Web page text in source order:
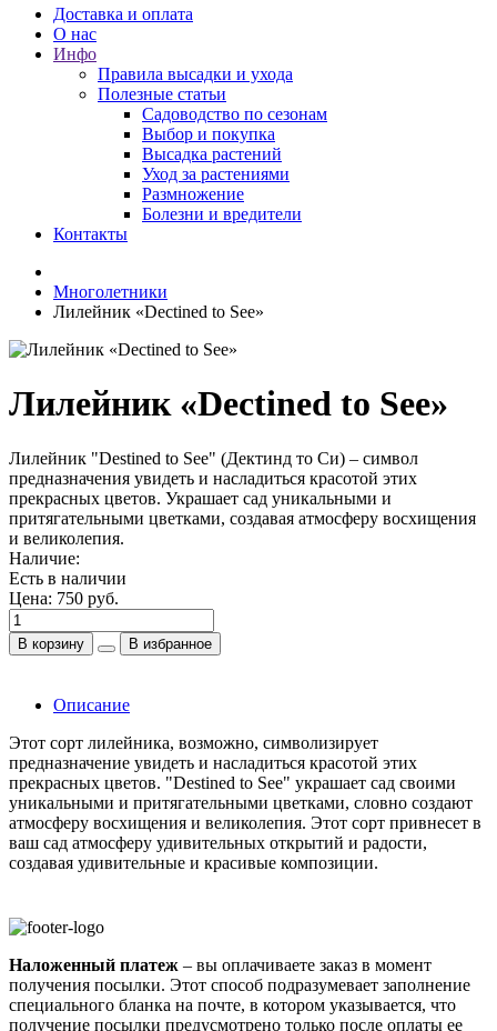
Доставка и оплата
О нас
Инфо
Правила высадки и ухода
Полезные статьи
Садоводство по сезонам
Выбор и покупка
Высадка растений
Уход за растениями
Размножение
Болезни и вредители
Контакты
Многолетники
Лилейник «Dectined to See»
Лилейник «Dectined to See»
Лилейник "Destined to See" (Дектинд то Си) – символ
предназначения увидеть и насладиться красотой этих
прекрасных цветов. Украшает сад уникальными и
притягательными цветками, создавая атмосферу восхищения
и великолепия.
Наличие:
Есть в наличии
Цена: 750 руб.
В корзину В избранное
Описание
Этот сорт лилейника, возможно, символизирует
предназначение увидеть и насладиться красотой этих
прекрасных цветов. "Destined to See" украшает сад своими
уникальными и притягательными цветками, словно создают
атмосферу восхищения и великолепия. Этот сорт привнесет в
ваш сад атмосферу удивительных открытий и радости,
создавая удивительные и красивые композиции.
Наложенный платеж – вы оплачиваете заказ в момент
получения посылки. Этот способ подразумевает заполнение
специального бланка на почте, в котором указывается, что
получение посылки предусмотрено только после оплаты ее